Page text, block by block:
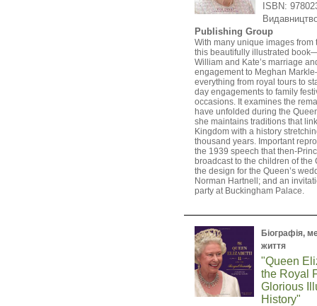
ISBN:
Publishing Group
With many unique images from
this beautifully illustrated
William and Kate’s marriage
engagement to Meghan
everything from royal tours to
day engagements to family
occasions. It examines the
have unfolded during the
she maintains traditions that
Kingdom with a history
thousand years. Important
the 1939 speech that then-
broadcast to the children of the
the design for the Queen’s
Norman Hartnell; and an
party at Buckingham Palace.
Біографія,
життя
"Queen
the Royal
Glorious
History"